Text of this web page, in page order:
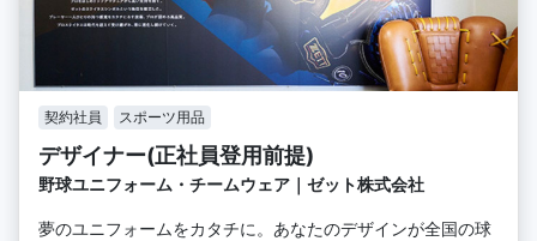
契約社員 スポーツ用品
デザイナー(正社員登用前提)
野球ユニフォーム・チームウェア｜ゼット株式会社
夢のユニフォームをカタチに。あなたのデザインが全国の球